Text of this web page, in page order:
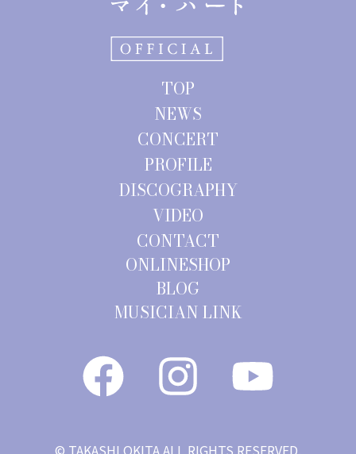
TOP
NEWS
CONCERT
PROFILE
DISCOGRAPHY
VIDEO
CONTACT
ONLINESHOP
BLOG
MUSICIAN LINK
© TAKASHI OKITA ALL RIGHTS RESERVED.